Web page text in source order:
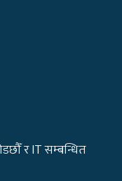
र IT सम्बन्धित